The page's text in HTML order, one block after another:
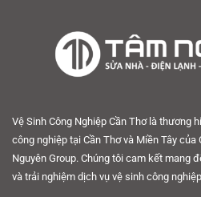
Vệ Sinh Công Nghiệp Cần Thơ là thương
công nghiệp tại Cần Thơ và Miền Tây
Nguyên Group. Chúng tôi cam kết mang
và trải nghiệm dịch vụ vệ sinh công